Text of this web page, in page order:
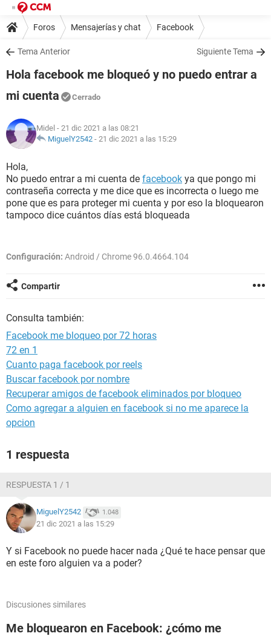
Foros Mensajerías y chat Facebook
Tema Anterior Siguiente Tema
Hola facebook me bloqueó y no puedo entrar a
mi cuenta
Cerrado
Midel - 21 dic 2021 a las 08:21
MiguelY2542 - 21 dic 2021 a las 15:29
Hola,
No puedo entrar a mi cuenta de facebook ya que pongo mi
contraseña correcta y me dice que es incorrecta o luego me
pone que es para proteger mi cuenta y por eso la bloquearon
tampoco dice cuántos días está bloqueada
Configuración: Android / Chrome 96.0.4664.104
Compartir
Consulta también:
Facebook me bloqueo por 72 horas
72 en 1
Cuanto paga facebook por reels
Buscar facebook por nombre
Recuperar amigos de facebook eliminados por bloqueo
Como agregar a alguien en facebook si no me aparece la
opcion
1 respuesta
RESPUESTA 1 / 1
MiguelY2542 1.048
21 dic 2021 a las 15:29
Y si Facebook no puede hacer nada ¿Qué te hace pensar que
en este foro alguien va a poder?
Discusiones similares
Me bloquearon en Facebook: ¿cómo me